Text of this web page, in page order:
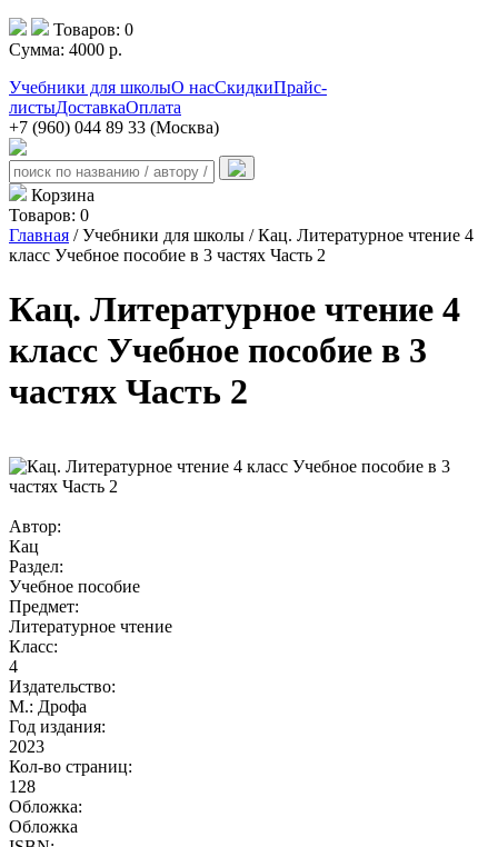
Товаров: 0
Сумма: 4000 р.
Учебники для школыО насСкидкиПрайс-
листыДоставкаОплата
+7 (960) 044 89 33 (Москва)
Корзина
Товаров: 0
Главная / Учебники для школы / Кац. Литературное чтение 4
класс Учебное пособие в 3 частях Часть 2
Кац. Литературное чтение 4
класс Учебное пособие в 3
частях Часть 2
Автор:
Кац
Раздел:
Учебное пособие
Предмет:
Литературное чтение
Класс:
4
Издательство:
М.: Дрофа
Год издания:
2023
Кол-во страниц:
128
Обложка:
Обложка